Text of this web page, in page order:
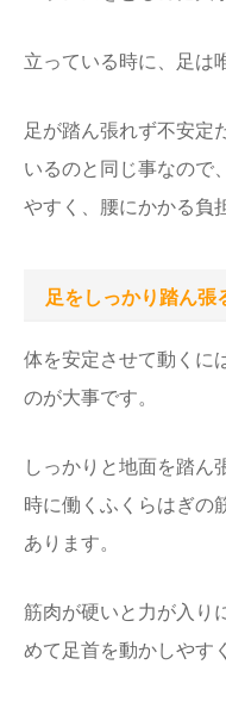
立っている時に、足は
足が踏ん張れず不安定
いるのと同じ事なので
やすく、腰にかかる負
足をしっかり踏ん張
体を安定させて動くに
のが大事です。
しっかりと地面を踏ん
時に働くふくらはぎの
あります。
筋肉が硬いと力が入り
めて足首を動かしやす